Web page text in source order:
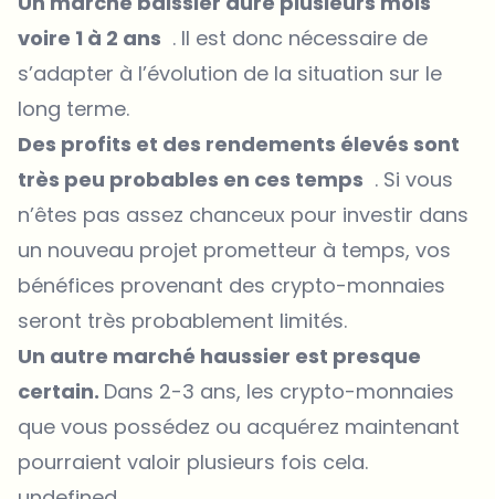
voire 1 à 2 ans . Il est donc nécessaire de
s’adapter à l’évolution de la situation sur le
long terme.
Des profits et des rendements élevés sont
très peu probables en ces temps . Si vous
n’êtes pas assez chanceux pour investir dans
un nouveau projet prometteur à temps, vos
bénéfices provenant des crypto-monnaies
seront très probablement limités.
Un autre marché haussier est presque
certain. Dans 2-3 ans, les crypto-monnaies
que vous possédez ou acquérez maintenant
pourraient valoir plusieurs fois cela.